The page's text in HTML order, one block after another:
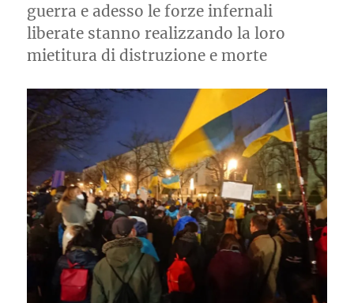
guerra e adesso le forze infernali
liberate stanno realizzando la loro
mietitura di distruzione e morte